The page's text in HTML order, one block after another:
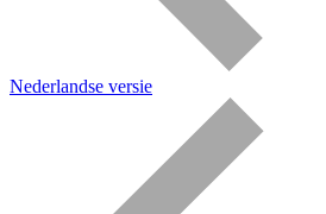
Nederlandse versie